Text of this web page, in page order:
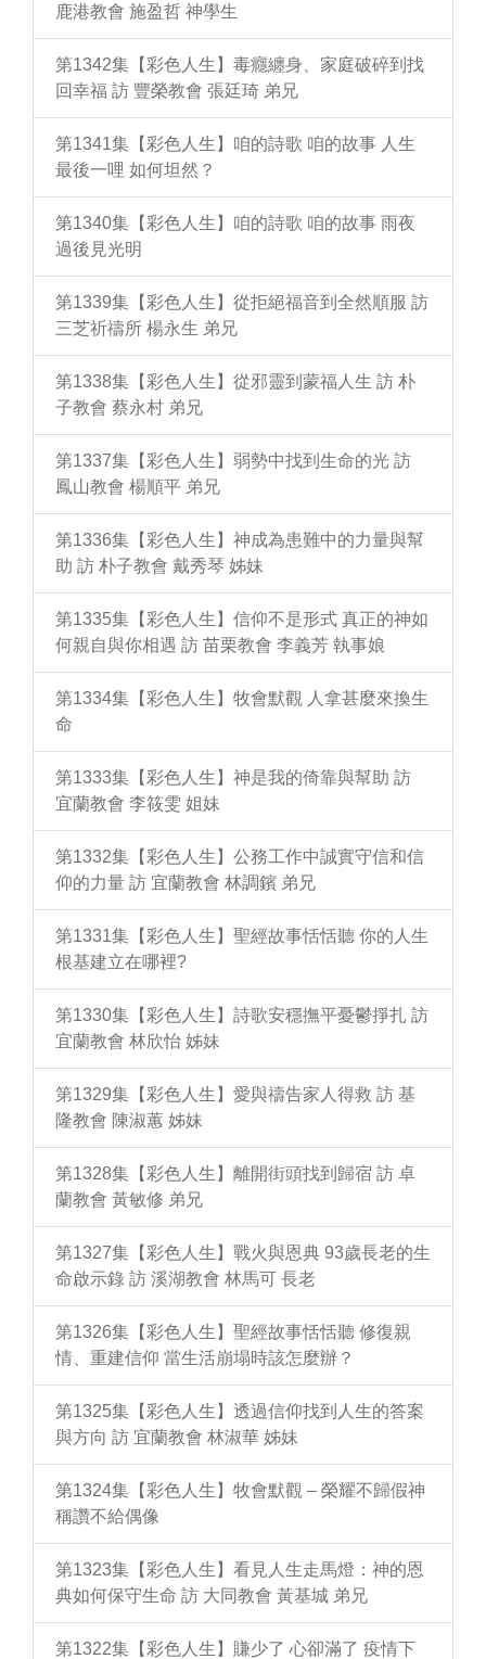
鹿港教會 施盈哲 神學生
第1342集【彩色人生】毒癮纏身、家庭破碎到找
回幸福 訪 豐榮教會 張廷琦 弟兄
第1341集【彩色人生】咱的詩歌 咱的故事 人生
最後一哩 如何坦然？
第1340集【彩色人生】咱的詩歌 咱的故事 雨夜
過後見光明
第1339集【彩色人生】從拒絕福音到全然順服 訪
三芝祈禱所 楊永生 弟兄
第1338集【彩色人生】從邪靈到蒙福人生 訪 朴
子教會 蔡永村 弟兄
第1337集【彩色人生】弱勢中找到生命的光 訪
鳳山教會 楊順平 弟兄
第1336集【彩色人生】神成為患難中的力量與幫
助 訪 朴子教會 戴秀琴 姊妹
第1335集【彩色人生】信仰不是形式 真正的神如
何親自與你相遇 訪 苗栗教會 李義芳 執事娘
第1334集【彩色人生】牧會默觀 人拿甚麼來換生
命
第1333集【彩色人生】神是我的倚靠與幫助 訪
宜蘭教會 李筱雯 姐妹
第1332集【彩色人生】公務工作中誠實守信和信
仰的力量 訪 宜蘭教會 林調鑌 弟兄
第1331集【彩色人生】聖經故事恬恬聽 你的人生
根基建立在哪裡?
第1330集【彩色人生】詩歌安穩撫平憂鬱掙扎 訪
宜蘭教會 林欣怡 姊妹
第1329集【彩色人生】愛與禱告家人得救 訪 基
隆教會 陳淑蕙 姊妹
第1328集【彩色人生】離開街頭找到歸宿 訪 卓
蘭教會 黃敏修 弟兄
第1327集【彩色人生】戰火與恩典 93歲長老的生
命啟示錄 訪 溪湖教會 林馬可 長老
第1326集【彩色人生】聖經故事恬恬聽 修復親
情、重建信仰 當生活崩塌時該怎麼辦？
第1325集【彩色人生】透過信仰找到人生的答案
與方向 訪 宜蘭教會 林淑華 姊妹
第1324集【彩色人生】牧會默觀 – 榮耀不歸假神
稱讚不給偶像
第1323集【彩色人生】看見人生走馬燈：神的恩
典如何保守生命 訪 大同教會 黃基城 弟兄
第1322集【彩色人生】賺少了 心卻滿了 疫情下